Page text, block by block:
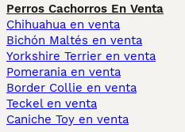
Perros Cachorros En Venta
Chihuahua en venta
Bichón Maltés en venta
Yorkshire Terrier en venta
Pomerania en venta
Border Collie en venta
Teckel en venta
Caniche Toy en venta